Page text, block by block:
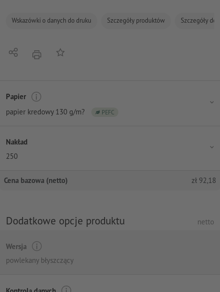
Wskazówki o danych do druku Szczegóły produktów Szczegóły
UdostępnijNacisnąćDo listy obserwowanych
Papier
papier kredowy 130 g/m?
PEFC
Nakład
250
Cena bazowa (netto) zł 92,18
Dodatkowe opcje produktu netto
Wersja
powlekany błyszczący